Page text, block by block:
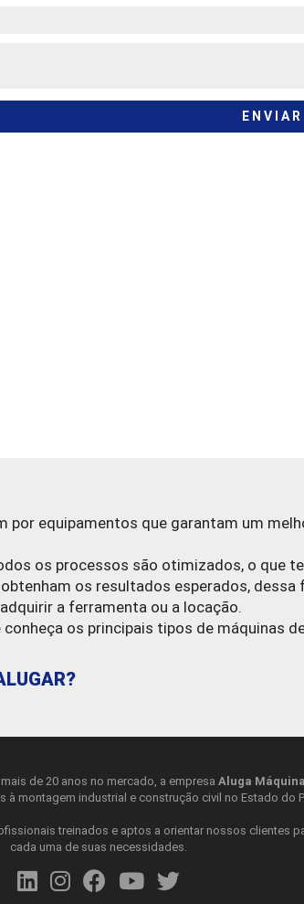
ENVIAR
equipamentos que garantam um
os processos são otimizados, o que
os resultados esperados,
a ferramenta ou a locação.
os principais tipos de máquinas
de brasagem, soldagem e corte,
mais de 20 anos no mercado, a empresa Aluga
à montagem industrial e construção civil no Estado do
treinados e aptos a orientar nossos clientes
cada uma de suas necessidades.